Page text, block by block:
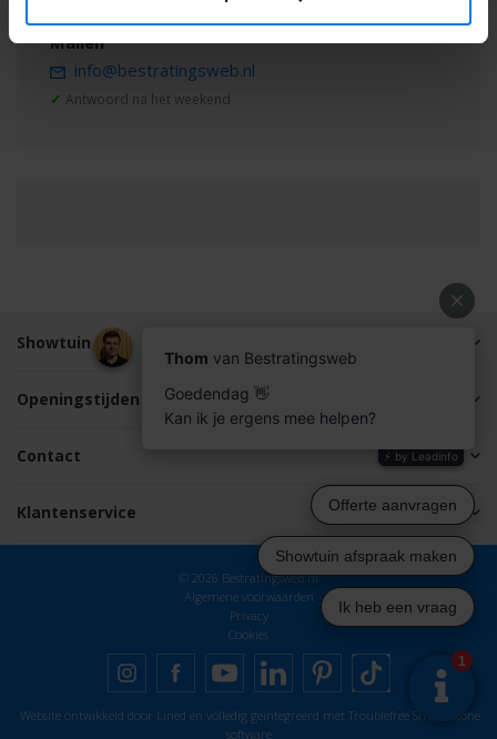
Mailen
info@bestratingsweb.nl
✓ Antwoord na het weekend
Showtuin
Openingstijden
Contact
Klantenservice
© 2026 Bestratingsweb.nl
Algemene voorwaarden
Privacy
Cookies
Website ontwikkeld door Lined en volledig geïntegreerd met Troublefree Smart Stone
software